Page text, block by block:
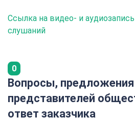
Ссылка на видео- и
слушаний
0
Вопросы, предложения
представителей
ответ заказчика